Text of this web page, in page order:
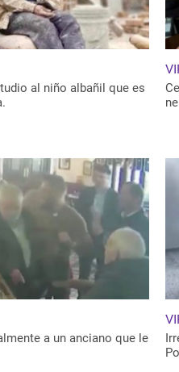
al niño albañil que es
a un anciano que le